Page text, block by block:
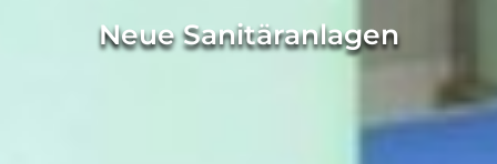
Neue Sanitäranlagen